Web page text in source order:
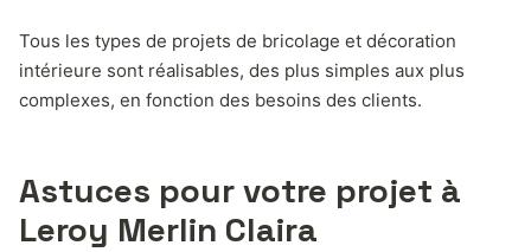
Tous les types de projets de bricolage et décoration
intérieure sont réalisables, des plus simples aux plus
complexes, en fonction des besoins des clients.
Astuces pour votre projet à
Leroy Merlin Claira